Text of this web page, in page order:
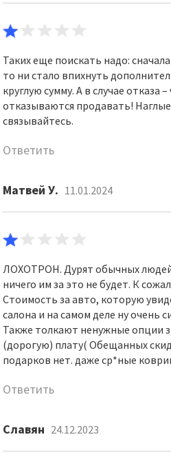
Таких еще поискать надо:
то ни стало впихнуть
круглую сумму. А в случае отказа
отказываются продавать!
связывайтесь.
Ответить
Матвей У. 11.01.2024
ЛОХОТРОН. Дурят обычных
ничего им за это не будет. К
Стоимость за авто, которую
салона и на самом деле ну очень
Также толкают ненужные опции
(дорогую) плату( Обещанных
подарков нет. даже ср*ные
Ответить
Славян 24.12.2023